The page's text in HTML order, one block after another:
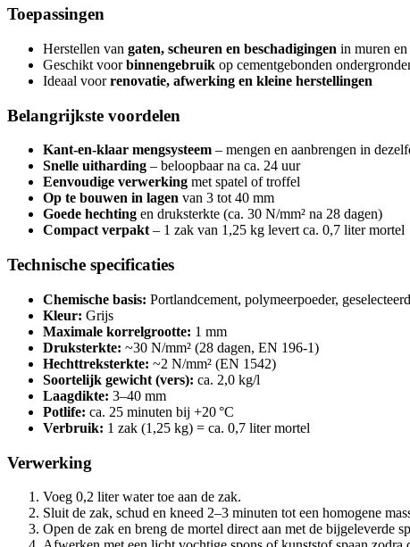
Toepassingen
Herstellen van gaten, scheuren en beschadigingen in muren
Geschikt voorbinnengebruik op cementgebonden
Ideaal voorrenovatie, afwerking en kleine herstellingen
Belangrijkste voordelen
Kant-en-klaar mengsysteem – mengen en aanbrengen in
Snelle uitharding – beloopbaar na ca. 24 uur
Eenvoudige verwerking met spatel of troffel
Op te bouwen in lagen van 3 tot 40 mm
Goede hechting en druksterkte (ca. 30 N/mm² na 28 dagen)
Compact verpakt– 1 zak van 1,25 kg levert ca. 0,7 liter mortel
Technische specificaties
Chemische basis: Portlandcement, polymeerpoeder,
Kleur: Grijs
Maximale korrelgrootte: 1 mm
Druksterkte: ~30 N/mm² (28 dagen, EN 196-1)
Hechttreksterkte: ~2 N/mm² (EN 1542)
Soortelijk gewicht (vers): ca. 2,0 kg/l
Laagdikte: 3–40 mm
Potlife: ca. 25 minuten bij +20 °C
Verbruik: 1 zak (1,25 kg) = ca. 0,7 liter mortel
Verwerking
Voeg 0,2 liter water toe aan de zak.
Sluit de zak, schud en kneed 2–3 minuten tot een homogene
Open de zak en breng de mortel direct aan met de bijgeleverde